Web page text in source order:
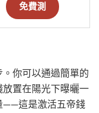
免費測
你可以通過簡單的
置在陽光下曝曬一
——這是激活五帝錢